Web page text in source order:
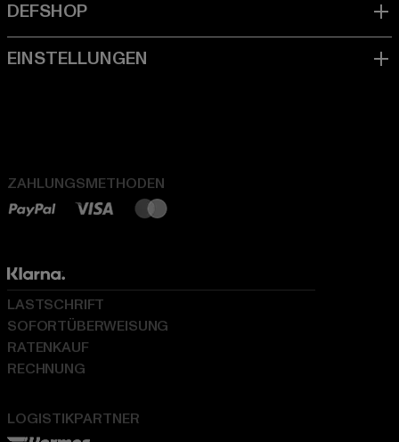
ZAHLUNGSMETHODEN
LOGISTIKPARTNER
LASTSCHRIFT
SOFORTÜBERWEISUNG
RATENKAUF
RECHNUNG